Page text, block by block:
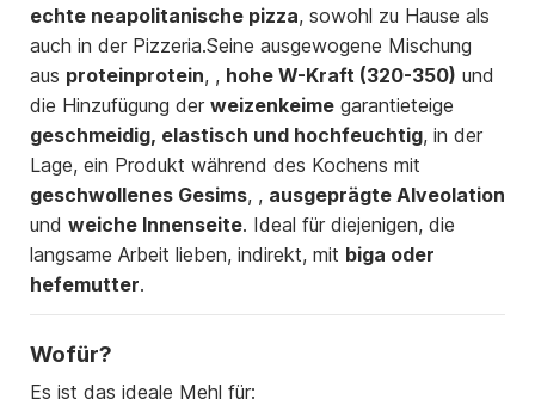
echte neapolitanische pizza, sowohl zu Hause als
auch in der Pizzeria.Seine ausgewogene Mischung
aus proteinprotein, , hohe W-Kraft (320-350) und
die Hinzufügung der weizenkeime garantieteige
geschmeidig, elastisch und hochfeuchtig, in der
Lage, ein Produkt während des Kochens mit
geschwollenes Gesims, , ausgeprägte Alveolation
und weiche Innenseite. Ideal für diejenigen, die
langsame Arbeit lieben, indirekt, mit biga oder
hefemutter.
Wofür?
Es ist das ideale Mehl für: